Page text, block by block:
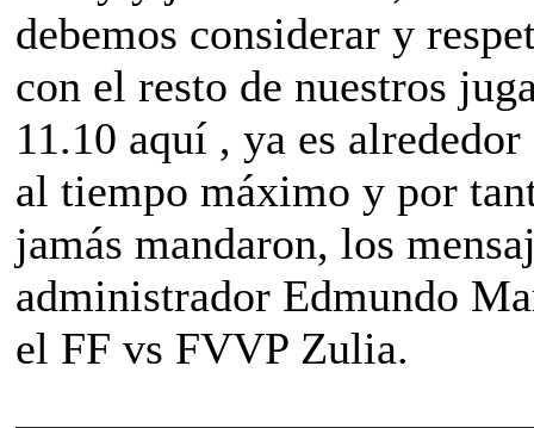
debemos considerar y
con el resto de nuestros
11.10 aquí , ya es
al tiempo máximo y por
jamás mandaron, los
administrador Edmundo
el FF vs FVVP Zulia.